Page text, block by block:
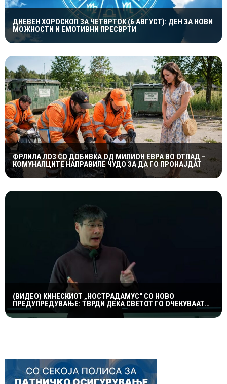
ДНЕВЕН ХОРОСКОП ЗА ЧЕТВРТОК (6 АВГУСТ): ДЕН ЗА НОВИ
МОЖНОСТИ И ЕМОТИВНИ ПРЕСВРТИ
ФРЛИЛА ЛОЗ СО ДОБИВКА ОД МИЛИОН ЕВРА ВО ОТПАД –
КОМУНАЛЦИТЕ НАПРАВИЛЕ ЧУДО ЗА ДА ГО ПРОНАЈДАТ
(ВИДЕО) КИНЕСКИОТ „НОСТРАДАМУС“ СО НОВО
ПРЕДУПРЕДУВАЊЕ: ТВРДИ ДЕКА СВЕТОТ ГО ОЧЕКУВААТ
ДРАМАТИЧНИ ГЕОПОЛИТИЧКИ ПРОМЕНИ